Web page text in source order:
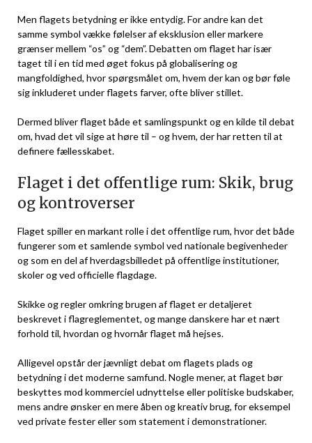
Men flagets betydning er ikke entydig. For andre kan det
samme symbol vække følelser af eksklusion eller markere
grænser mellem “os” og “dem”. Debatten om flaget har især
taget til i en tid med øget fokus på globalisering og
mangfoldighed, hvor spørgsmålet om, hvem der kan og bør føle
sig inkluderet under flagets farver, ofte bliver stillet.
Dermed bliver flaget både et samlingspunkt og en kilde til debat
om, hvad det vil sige at høre til – og hvem, der har retten til at
definere fællesskabet.
Flaget i det offentlige rum: Skik, brug
og kontroverser
Flaget spiller en markant rolle i det offentlige rum, hvor det både
fungerer som et samlende symbol ved nationale begivenheder
og som en del af hverdagsbilledet på offentlige institutioner,
skoler og ved officielle flagdage.
Skikke og regler omkring brugen af flaget er detaljeret
beskrevet i flagreglementet, og mange danskere har et nært
forhold til, hvordan og hvornår flaget må hejses.
Alligevel opstår der jævnligt debat om flagets plads og
betydning i det moderne samfund. Nogle mener, at flaget bør
beskyttes mod kommerciel udnyttelse eller politiske budskaber,
mens andre ønsker en mere åben og kreativ brug, for eksempel
ved private fester eller som statement i demonstrationer.